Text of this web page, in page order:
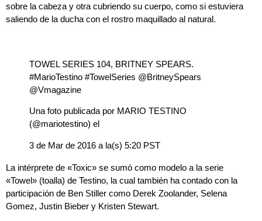
sobre la cabeza y otra cubriendo su cuerpo, como si estuviera
saliendo de la ducha con el rostro maquillado al natural.
TOWEL SERIES 104, BRITNEY SPEARS.
#MarioTestino #TowelSeries @BritneySpears
@Vmagazine
Una foto publicada por MARIO TESTINO
(@mariotestino) el
3 de Mar de 2016 a la(s) 5:20 PST
La intérprete de «Toxic» se sumó como modelo a la serie
«Towel» (toalla) de Testino, la cual también ha contado con la
participación de Ben Stiller como Derek Zoolander, Selena
Gomez, Justin Bieber y Kristen Stewart.